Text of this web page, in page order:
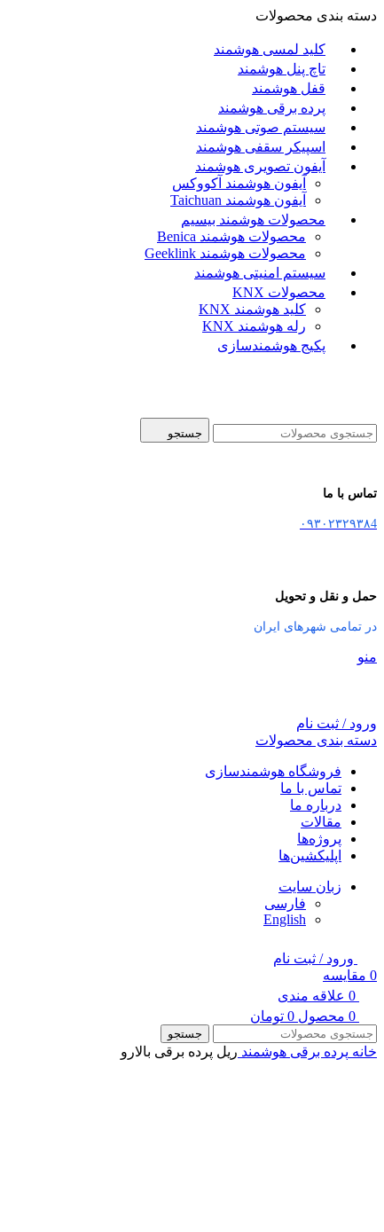
دسته بندی محصولات
کلید لمسی هوشمند
تاچ پنل هوشمند
قفل هوشمند
پرده برقی هوشمند
سیستم صوتی هوشمند
اسپیکر سقفی هوشمند
آیفون تصویری هوشمند
آيفون هوشمند آکووکس
آیفون هوشمند Taichuan
محصولات هوشمند بیسیم
محصولات هوشمند Benica
محصولات هوشمند Geeklink
سیستم امنیتی هوشمند
محصولات KNX
کلید هوشمند KNX
رله هوشمند KNX
پکیج هوشمندسازی
جستجو
تماس با ما
۰۹۳۰۲۳۲۹۳۸4
حمل و نقل و تحویل
در تمامی شهرهای ایران
منو
ورود / ثبت نام
دسته بندی محصولات
فروشگاه هوشمندسازی
تماس با ما
درباره ما
مقالات
پروژه‌ها
اپلیکشین‌ها
زبان سایت
فارسی
English
ورود / ثبت نام
0 مقایسه
0 علاقه مندی
0 محصول 0 تومان
جستجو
خانه پرده برقی هوشمند ریل پرده برقی بالارو